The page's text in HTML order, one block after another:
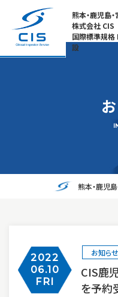
熊本・鹿児島
株式会社 CIS
国際標準規
設
熊本・鹿児
2022
06.10
FRI
お知らせ
CIS鹿
を予約